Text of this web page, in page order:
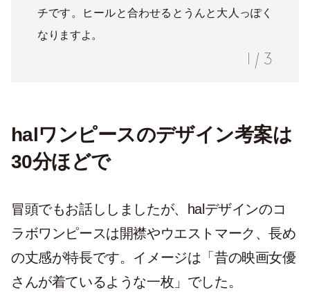
チです。ヒールと合わせるとうんと大人っぽく
なりますよ。
/ 3
halワンピースのデザイン考案は
30分ほどで
冒頭でもお話ししましたが、halデザインのコ
ラボワンピースは開襟やウエストマーク、長め
の丈感が特長です。イメージは「昔の映画女優
さんが着ているような一枚」でした。